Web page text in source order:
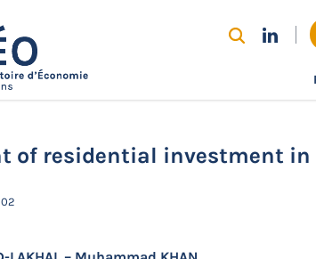
of residential investment in